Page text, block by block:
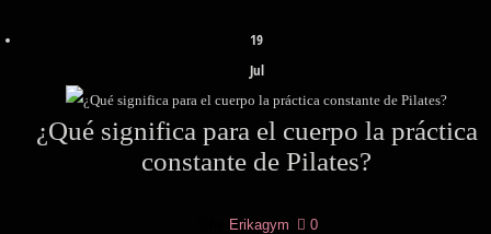
19
Jul
¿Qué significa para el cuerpo la práctica
constante de Pilates?
Erikagym 0